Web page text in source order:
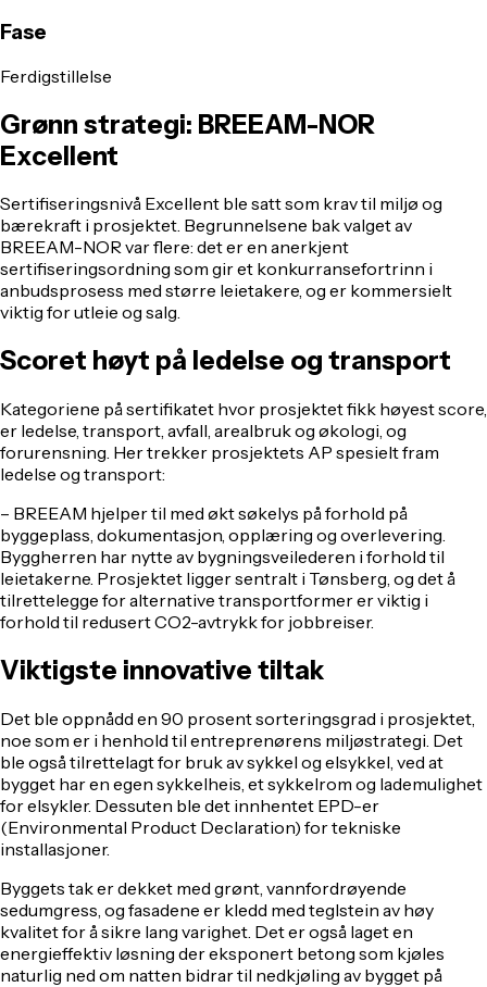
Fase
Ferdigstillelse
Grønn strategi: BREEAM-NOR
Excellent
Sertifiseringsnivå Excellent ble satt som krav til miljø og
bærekraft i prosjektet. Begrunnelsene bak valget av
BREEAM-NOR var flere: det er en anerkjent
sertifiseringsordning som gir et konkurransefortrinn i
anbudsprosess med større leietakere, og er kommersielt
viktig for utleie og salg.
Scoret høyt på ledelse og transport
Kategoriene på sertifikatet hvor prosjektet fikk høyest score,
er ledelse, transport, avfall, arealbruk og økologi, og
forurensning. Her trekker prosjektets AP spesielt fram
ledelse og transport:
– BREEAM hjelper til med økt søkelys på forhold på
byggeplass, dokumentasjon, opplæring og overlevering.
Byggherren har nytte av bygningsveilederen i forhold til
leietakerne. Prosjektet ligger sentralt i Tønsberg, og det å
tilrettelegge for alternative transportformer er viktig i
forhold til redusert CO2-avtrykk for jobbreiser.
Viktigste innovative tiltak
Det ble oppnådd en 90 prosent sorteringsgrad i prosjektet,
noe som er i henhold til entreprenørens miljøstrategi. Det
ble også tilrettelagt for bruk av sykkel og elsykkel, ved at
bygget har en egen sykkelheis, et sykkelrom og lademulighet
for elsykler. Dessuten ble det innhentet EPD-er
(Environmental Product Declaration) for tekniske
installasjoner.
Byggets tak er dekket med grønt, vannfordrøyende
sedumgress, og fasadene er kledd med teglstein av høy
kvalitet for å sikre lang varighet. Det er også laget en
energieffektiv løsning der eksponert betong som kjøles
naturlig ned om natten bidrar til nedkjøling av bygget på